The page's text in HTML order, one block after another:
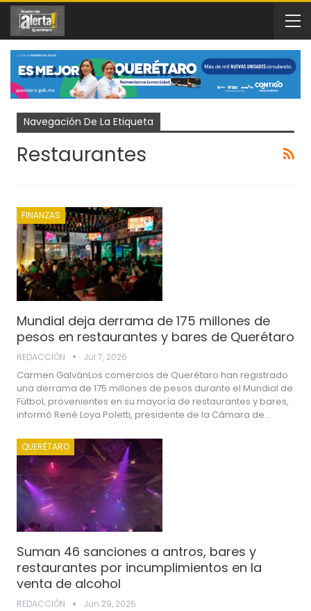
Navegación De La Etiqueta
Restaurantes
FINANZAS
Mundial deja derrama de 175 millones de
pesos en restaurantes y bares de Querétaro
REDACCIÓN Jul 7, 2026
Carmen GalvánLos comercios de Querétaro han registrado
una derrama de 175 millones de pesos durante el Mundial de
Fútbol, provenientes en su mayoría de restaurantes y bares,
informó René Loya Poletti, presidente de la Cámara de…
QUERÉTARO
Suman 46 sanciones a antros, bares y
restaurantes por incumplimientos en la
venta de alcohol
REDACCIÓN Jun 29, 2026